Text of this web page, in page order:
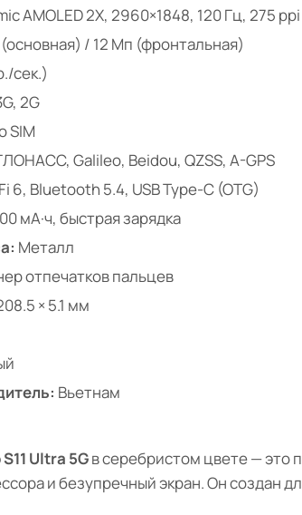
AMOLED 2X, 2960×1848, 120 Гц, 275 ppi
(основная) / 12 Мп (фронтальная)
сек.)
2G
SIM
Galileo, Beidou, QZSS, A-GPS
6, Bluetooth 5.4, USB Type-C (OTG)
мА·ч, быстрая зарядка
Металл
отпечатков пальцев
× 5.1 мм
Вьетнам
Ultra 5Gв серебристом цвете — это
и безупречный экран. Он создан